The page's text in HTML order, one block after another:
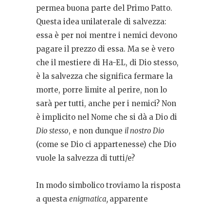
permea buona parte del Primo Patto.
Questa idea unilaterale di salvezza:
essa è per noi mentre i nemici devono
pagare il prezzo di essa. Ma se è vero
che il mestiere di Ha-EL, di Dio stesso,
è la salvezza che significa fermare la
morte, porre limite al perire, non lo
sarà per tutti, anche per i nemici? Non
è implicito nel Nome che si dà a Dio di
Dio stesso, e non dunque il nostro Dio
(come se Dio ci appartenesse) che Dio
vuole la salvezza di tutti/e?
In modo simbolico troviamo la risposta
a questa enigmatica, apparente